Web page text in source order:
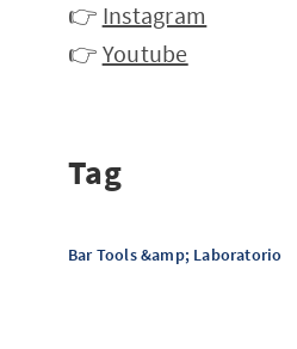
👉 Instagram
👉 Youtube
Tag
Bar Tools &amp; Laboratorio